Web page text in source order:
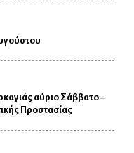
αύριο Σάββατο –
Προστασίας